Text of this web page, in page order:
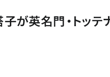
が英名門・トッ